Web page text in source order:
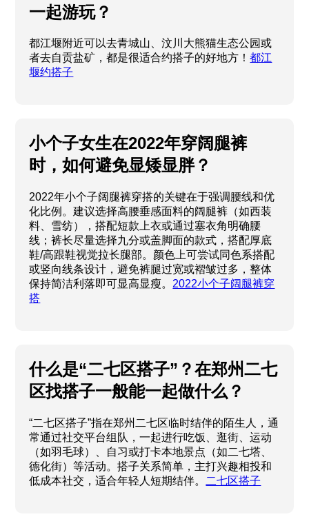
一起游玩？
都江堰附近可以去青城山、汶川大熊猫生态公园或
者去自贡盐矿，都是很适合约搭子的好地方！都江
堰约搭子
小个子女生在2022年穿阔腿裤
时，如何避免显矮显胖？
2022年小个子阔腿裤穿搭的关键在于强调腰线和优
化比例。建议选择高腰垂感面料的阔腿裤（如西装
料、雪纺），搭配短款上衣或通过塞衣角明确腰
线；裤长尽量选择九分或盖脚面的款式，搭配厚底
鞋/高跟鞋视觉拉长腿部。颜色上可尝试同色系搭配
或竖向线条设计，避免裤腿过宽或褶皱过多，整体
保持简洁利落即可显高显瘦。 2022小个子阔腿裤穿
搭
什么是“二七区搭子”？在郑州二七
区找搭子一般能一起做什么？
“二七区搭子”指在郑州二七区临时结伴的陌生人，通
常通过社交平台组队，一起进行吃饭、逛街、运动
（如羽毛球）、自习或打卡本地景点（如二七塔、
德化街）等活动。搭子关系简单，主打兴趣相投和
低成本社交，适合年轻人短期结伴。 二七区搭子